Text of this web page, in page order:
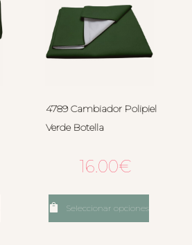
4789 Cambiador Polipiel
Verde Botella
16.00€
Seleccionar opciones